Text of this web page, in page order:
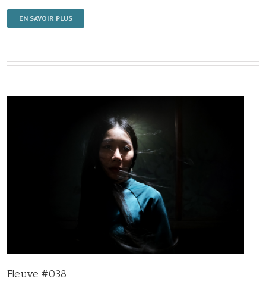
EN SAVOIR PLUS
Fleuve #038